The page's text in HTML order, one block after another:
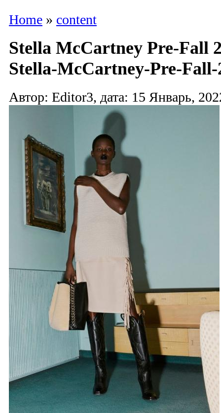
Home » content
Stella McCartney Pre-Fall
Stella-McCartney-Pre-Fall-
Автор: Editor3, дата: 15 Январь,